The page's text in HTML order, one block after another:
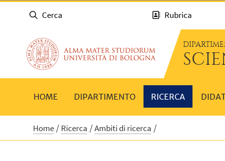
Cerca Rubrica
HOME DIPARTIMENTO RICERCA
Home Ricerca Ambiti di ricerca